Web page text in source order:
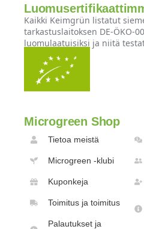
Kaikki Keimgrün listatut
tarkastuslaitoksen DE-ÖKO-
luomulaatuisiksi ja niitä
Microgreen Shop
Tietoa meistä
Microgreen -klubi
Kuponkeja
Toimitus ja toimitus
Palautukset ja